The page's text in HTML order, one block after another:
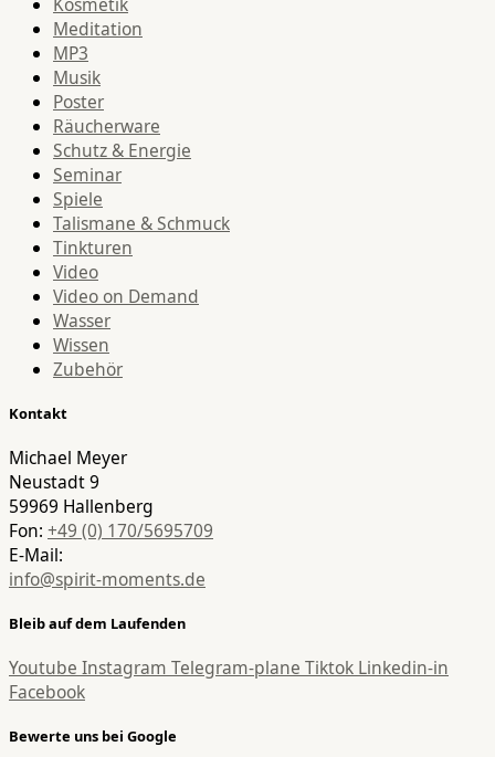
Meditation
MP3
Musik
Poster
Räucherware
Schutz & Energie
Seminar
Spiele
Talismane & Schmuck
Tinkturen
Video
Video on Demand
Wasser
Wissen
Zubehör
Kontakt
Michael Meyer
Neustadt 9
59969 Hallenberg
Fon: +49 (0) 170/5695709
E-Mail:
info@spirit-moments.de
Bleib auf dem Laufenden
Youtube Instagram Telegram-plane Tiktok Linkedin-in
Facebook
Bewerte uns bei Google